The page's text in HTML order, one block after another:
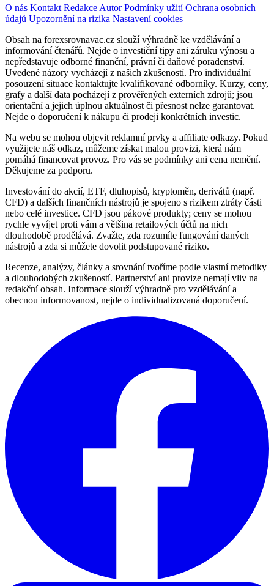
O nás Kontakt Redakce AutorPodmínky užitíOchrana osobních
údajů Upozornění na rizika Nastavení cookies
Obsah na forexsrovnavac.cz slouží výhradně ke vzdělávání a
informování čtenářů. Nejde o investiční tipy ani záruku výnosu a
nepředstavuje odborné finanční, právní či daňové poradenství.
Uvedené názory vycházejí z našich zkušeností. Pro individuální
posouzení situace kontaktujte kvalifikované odborníky. Kurzy, ceny,
grafy a další data pocházejí z prověřených externích zdrojů; jsou
orientační a jejich úplnou aktuálnost či přesnost nelze garantovat.
Nejde o doporučení k nákupu či prodeji konkrétních investic.
Na webu se mohou objevit reklamní prvky a affiliate odkazy. Pokud
využijete náš odkaz, můžeme získat malou provizi, která nám
pomáhá financovat provoz. Pro vás se podmínky ani cena nemění.
Děkujeme za podporu.
Investování do akcií, ETF, dluhopisů, kryptoměn, derivátů (např.
CFD) a dalších finančních nástrojů je spojeno s rizikem ztráty části
nebo celé investice. CFD jsou pákové produkty; ceny se mohou
rychle vyvíjet proti vám a většina retailových účtů na nich
dlouhodobě prodělává. Zvažte, zda rozumíte fungování daných
nástrojů a zda si můžete dovolit podstupované riziko.
Recenze, analýzy, články a srovnání tvoříme podle vlastní metodiky
a dlouhodobých zkušeností. Partnerství ani provize nemají vliv na
redakční obsah. Informace slouží výhradně pro vzdělávání a
obecnou informovanost, nejde o individualizovaná doporučení.